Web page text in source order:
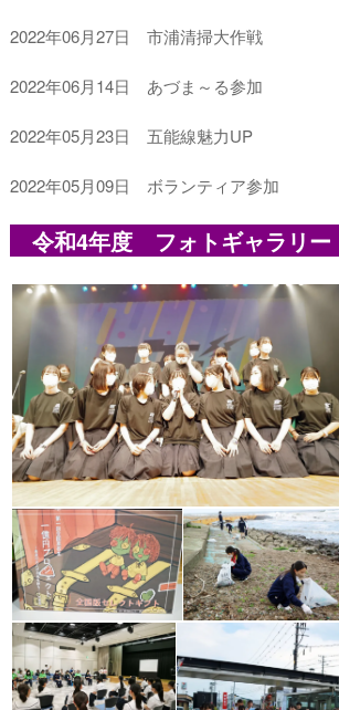
2022年06月27日 市浦清掃大作戦
2022年06月14日 あづま～る参加
2022年05月23日 五能線魅力UP
2022年05月09日 ボランティア参加
令和4年度 フォトギャラリー